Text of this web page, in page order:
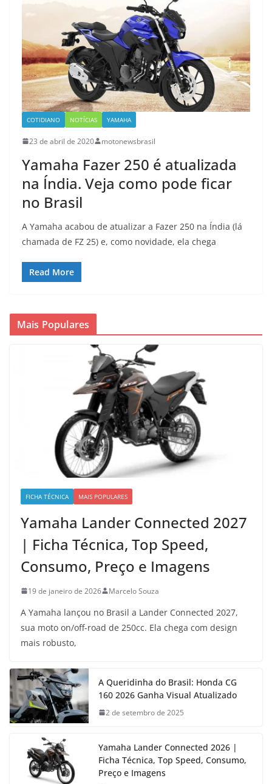
COTIDIANO NOTÍCIAS YAMAHA
23 de abril de 2020 motonewsbrasil
Yamaha Fazer 250 é atualizada
na Índia. Veja como pode ficar
no Brasil
A Yamaha acabou de atualizar a Fazer 250 na Índia (lá
chamada de FZ 25) e, como novidade, ela chega
Read More
Mais Populares
FICHA TÉCNICA MAIS POPULARES
Yamaha Lander Connected 2027
| Ficha Técnica, Top Speed,
Consumo, Preço e Imagens
19 de janeiro de 2026 Marcelo Souza
A Yamaha lançou no Brasil a Lander Connected 2027,
sua moto on/off-road de 250cc. Ela chega com design
mais robusto,
A Queridinha do Brasil: Honda CG
160 2026 Ganha Visual Atualizado
2 de setembro de 2025
Yamaha Lander Connected 2026 |
Ficha Técnica, Top Speed, Consumo,
Preço e Imagens